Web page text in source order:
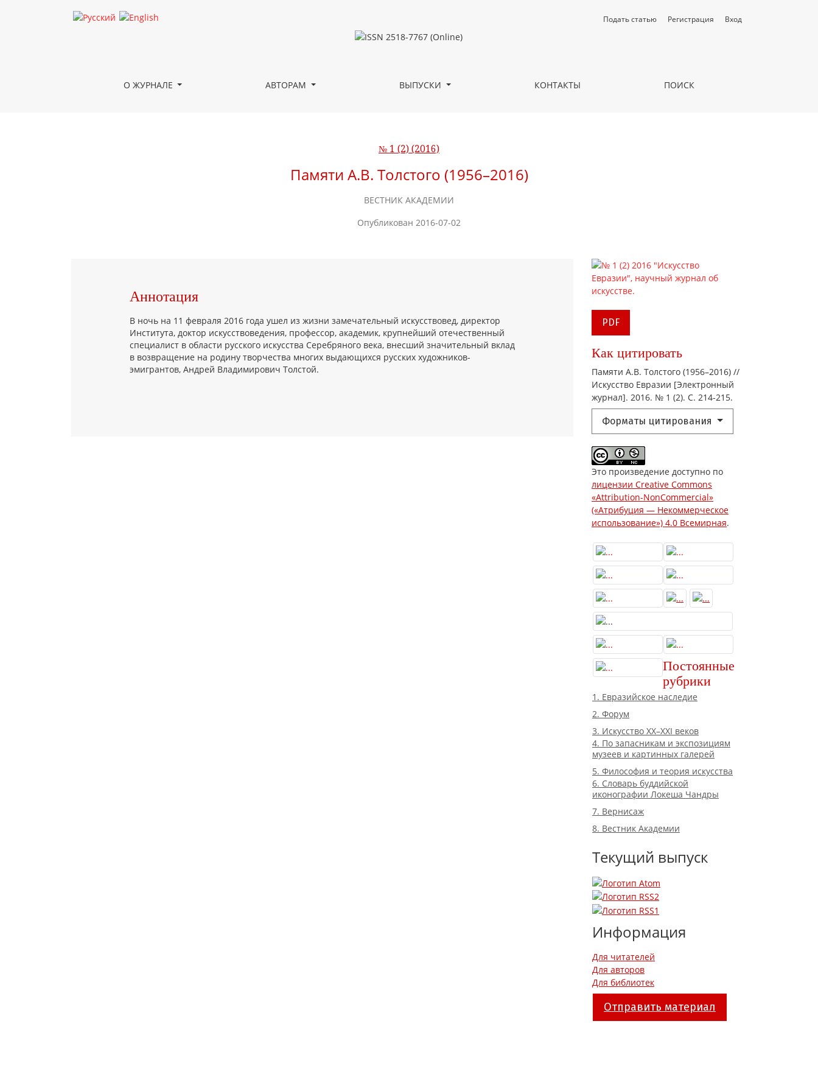
Памяти А.В. Толстого (1956–2016)
О ЖУРНАЛЕ АВТОРАМ ВЫПУСКИ КОНТАКТЫ ПОИСК
Подать статью Регистрация Вход
№ 1 (2) (2016)
Памяти А.В. Толстого (1956–2016)
ВЕСТНИК АКАДЕМИИ
Опубликован 2016-07-02
PDF
Как цитировать
Памяти А.В. Толстого (1956–2016) //
Искусство Евразии [Электронный
журнал]. 2016. № 1 (2). С. 214-215.
Форматы цитирования
Это произведение доступно по
лицензии Creative Commons
«Attribution-NonCommercial»
(«Атрибуция — Некоммерческое
использование») 4.0 Всемирная.
Постоянные
рубрики
1. Евразийское наследие
2. Форум
3. Искусство XX–XXI веков
4. По запасникам и экспозициям
музеев и картинных галерей
5. Философия и теория искусства
6. Словарь буддийской
иконографии Локеша Чандры
7. Вернисаж
8. Вестник Академии
Текущий выпуск
Информация
Для читателей
Для авторов
Для библиотек
Отправить материал
Аннотация
В ночь на 11 февраля 2016 года ушел из жизни замечательный искусствовед, директор
Института, доктор искусствоведения, профессор, академик, крупнейший отечественный
специалист в области русского искусства Серебряного века, внесший значительный вклад
в возвращение на родину творчества многих выдающихся русских художников-
эмигрантов, Андрей Владимирович Толстой.